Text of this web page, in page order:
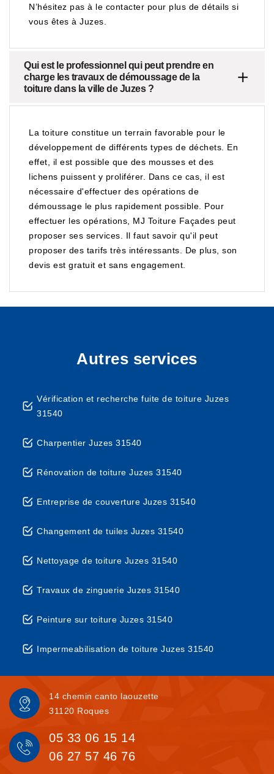
N’hésitez pas à le contacter pour plus de détails si
vous êtes à Juzes.
Qui est le professionnel qui peut prendre en
charge les travaux de démoussage de la
toiture dans la ville de Juzes ?
La toiture constitue un terrain favorable pour le
développement de différents types de déchets. En
effet, il est possible que des mousses et des
lichens puissent y proliférer. Dans ce cas, il est
nécessaire d'effectuer des opérations de
démoussage le plus rapidement possible. Pour
effectuer les opérations, MJ Toiture Façades peut
proposer ses services. Il faut savoir qu'il peut
proposer des tarifs très intéressants. De plus, son
devis est gratuit et sans engagement.
Autres services
Vérification et recherche fuite de toiture Juzes
31540
Charpentier Juzes 31540
Rénovation de toiture Juzes 31540
Entreprise de couverture Juzes 31540
Changement de tuiles Juzes 31540
Nettoyage de toiture Juzes 31540
Travaux de zinguerie Juzes 31540
Peinture sur toiture Juzes 31540
Impermeabilisation de toiture Juzes 31540
14 chemin canto laouzette
31120 Roques
05 33 06 15 14
06 27 57 46 76